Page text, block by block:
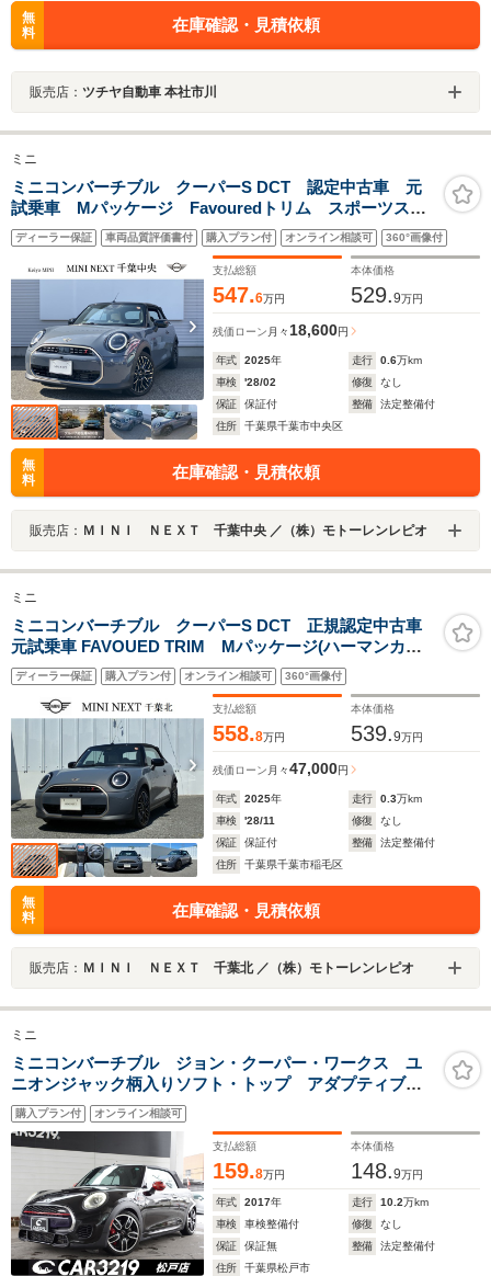
無
料
在庫確認・見積依頼
販売店： ツチヤ自動車 本社市川
ミニ
ミニコンバーチブル クーパーS DCT 認定中古車 元
試乗車 Mパッケージ Favouredトリム スポーツステ
アリングホイール ステアリングホイールヒーター 電
動シート 18インチ純正AW 純ナビ ヘッドアップディ
スプレイ シートヒーター ETC
ディーラー保証 車両品質評価書付 購入プラン付 オンライン相談可 360°画像付
支払総額
547.6万円
本体価格
529.9万円
残価ローン 月々 18,600円
年式 2025年 走行 0.6万km
車検
'28/02 修復
なし
保証
保証付 整備
法定整備付
住所
千葉県千葉市中央区
無
料
在庫確認・見積依頼
販売店： ＭＩＮＩ ＮＥＸＴ 千葉中央 ／（株）モトーレンレピオ
ミニ
ミニコンバーチブル クーパーS DCT 正規認定中古車
元試乗車 FAVOUED TRIM Mパッケージ(ハーマンカー
ドン 電動シート)18インチナイトフラッシュスポーク シ
ートヒーター ステアリングヒーター サラウンドビュー
モニター
ディーラー保証 購入プラン付 オンライン相談可 360°画像付
支払総額
558.8万円
本体価格
539.9万円
残価ローン 月々47,000円
年式 2025年 走行 0.3万km
車検
'28/11 修復
なし
保証
保証付 整備
法定整備付
住所
千葉県千葉市稲毛区
無
料
在庫確認・見積依頼
販売店： ＭＩＮＩ ＮＥＸＴ 千葉北 ／（株）モトーレンレピオ
ミニ
ミニコンバーチブル ジョン・クーパー・ワークス ユ
ニオンジャック柄入りソフト・トップ アダプティブク
ルーズコントロール 電動オープン ダウンサス バッ
クカメラ 衝突軽減ブレーキ コンフォートアクセス
シートヒーター ETC 純正18インチAW
購入プラン付 オンライン相談可
支払総額
159.8万円
本体価格
148.9万円
年式 2017年 走行 10.2万km
車検
車検整備付 修復
なし
保証
保証無 整備
法定整備付
住所
千葉県松戸市